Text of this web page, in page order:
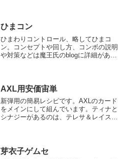
ひまコン
ひまわりコントロール、略してひまコ
ン。コンセプトや回し方、コンボの説明
や対策などは魔王氏のblogに詳細があり
AXL用安価宙単
新弾用の簡易レシピです。AXLのカード
をメインにして組んでいます。ティナと
シナジーがあるのは、テレサ＆レイス、
ぁぁぁっっっっっ...
芽衣子ゲムセ